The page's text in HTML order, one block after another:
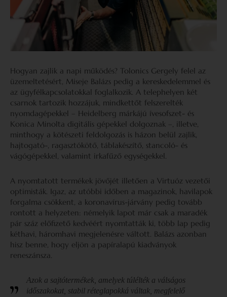
Hogyan zajlik a napi működés? Tolonics Gergely felel az
üzemeltetésért, Miseje Balázs pedig a kereskedelemmel és
az ügyfélkapcsolatokkal foglalkozik. A telephelyen két
csarnok tartozik hozzájuk, mindkettőt felszerelték
nyomdagépekkel – Heidelberg márkájú ívesofszet- és
Konica Minolta digitális gépekkel dolgoznak –, illetve,
minthogy a kötészeti feldolgozás is házon belül zajlik,
hajtogató-, ragasztókötő, táblakészítő, stancoló- és
vágógépekkel, valamint irkafűző egységekkel.
A nyomtatott termékek jövőjét illetően a Virtuóz vezetői
optimisták. Igaz, az utóbbi időben a magazinok, havilapok
forgalma csökkent, a koronavírus-járvány pedig tovább
rontott a helyzeten: némelyik lapot már csak a maradék
pár száz előfizető kedvéért nyomtatták ki, több lap pedig
kéthavi, háromhavi megjelenésre váltott. Balázs azonban
hisz benne, hogy eljön a papíralapú kiadványok
reneszánsza.
Azok a sajtótermékek, amelyek túlélték a válságos
időszakokat, stabil réteglapokká váltak, megfelelő